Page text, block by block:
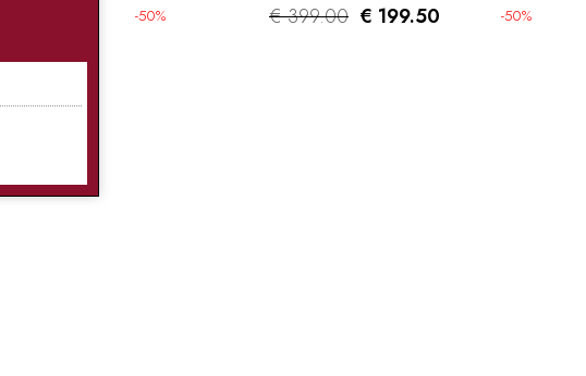
-50% € 399.00 -50%
€ 199.50